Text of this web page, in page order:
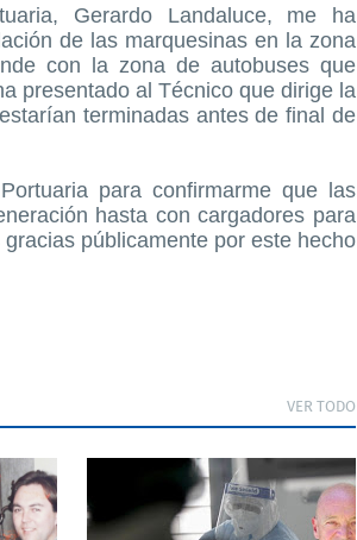
Gerardo Landaluce, me ha
de las marquesinas en la zona
con la zona de autobuses que
presentado al Técnico que dirige la
terminadas antes de final de
para confirmarme que las
hasta con cargadores para
públicamente por este hecho
VER TODO